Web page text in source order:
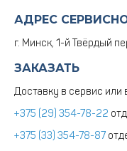
АДРЕС
г. Минск, 1-й Твёрдый
ЗАКАЗАТЬ
Доставку в сервис или
+375 (29) 354-78-22
+375 (33) 354-78-87